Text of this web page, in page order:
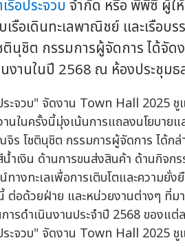
รือประจวบ จำกัด หรือ พีพีซี ผู้ใ
เรือเดินทะเลพาณิชย์ และเรือ
นุชิต กรรมการผู้จัดการ ได้จัด
นงานในปี 2568 ณ ห้องประชุม
นในครั้งนี้มุ่งเน้นการแถลงนโยบาย
จิร โชตินุชิต กรรมการผู้จัดการ ได้ก
น้ำเงิน ด้านการขนส่งสินค้า ด้านกิจก
ทางทะเลเพื่อการเติบโตและความยั่
ต่อด้วยฝ่าย และหน่วยงานต่างๆ ที่ม
ารดำเนินงานประจำปี 2568 ของแต่